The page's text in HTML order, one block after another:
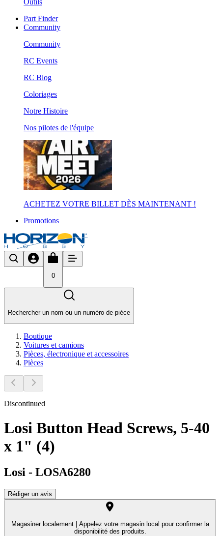
Outils
Part Finder
Community
Community
RC Events
RC Blog
Coloriages
Notre Histoire
Nos pilotes de l'équipe
ACHETEZ VOTRE BILLET DÈS MAINTENANT !
Promotions
0
Rechercher un nom ou un numéro de pièce
Boutique
Voitures et camions
Pièces, électronique et accessoires
Pièces
Discontinued
Losi Button Head Screws, 5-40
x 1" (4)
Losi - LOSA6280
Rédiger un avis
Magasiner localement |
Appelez votre magasin local pour confirmer la
disponibilité des produits.